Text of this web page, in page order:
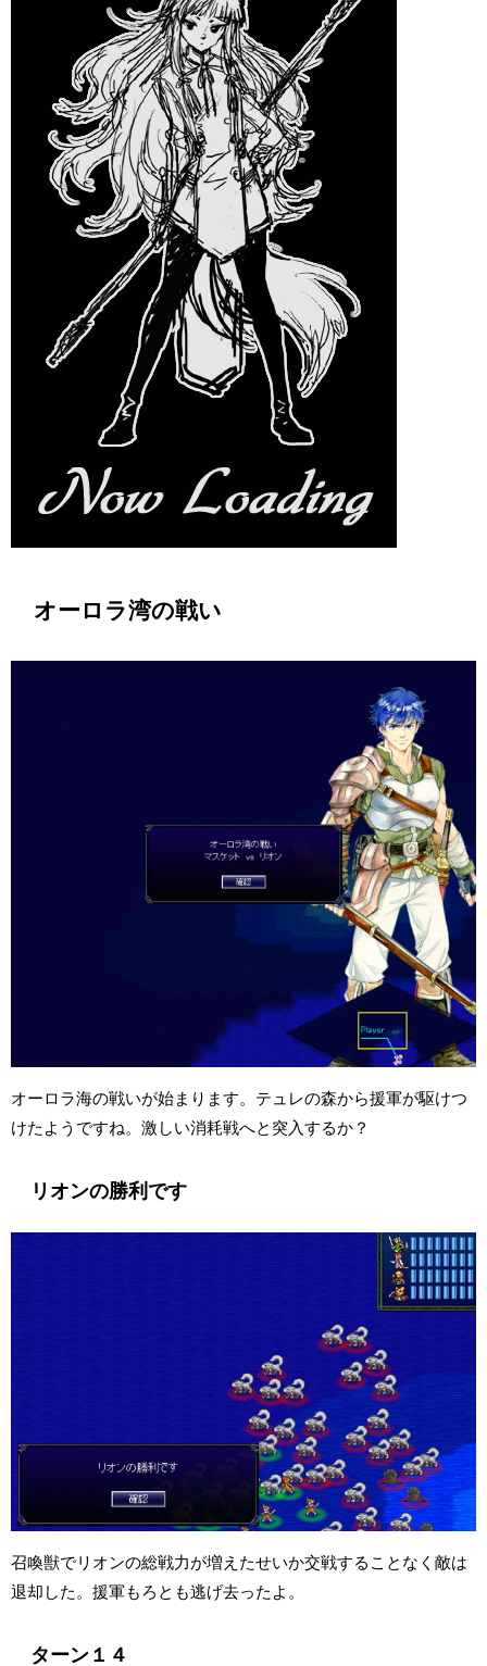
オーロラ湾の戦い
オーロラ海の戦いが始まります。テュレの森から援軍が駆けつ
けたようですね。激しい消耗戦へと突入するか？
リオンの勝利です
召喚獣でリオンの総戦力が増えたせいか交戦することなく敵は
退却した。援軍もろとも逃げ去ったよ。
ターン１４